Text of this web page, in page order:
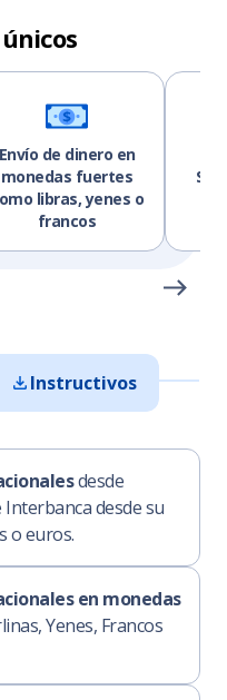
Envío de dinero en
monedas fuertes
libras, yenes o
francos
Instructivos
desde
desde su
o euros.
en monedas
Yenes, Francos